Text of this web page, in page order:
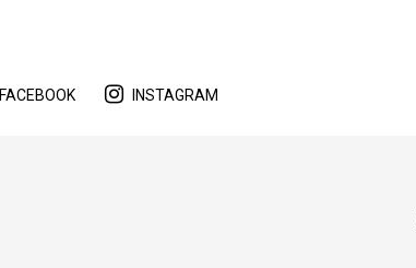
FACEBOOK INSTAGRAM